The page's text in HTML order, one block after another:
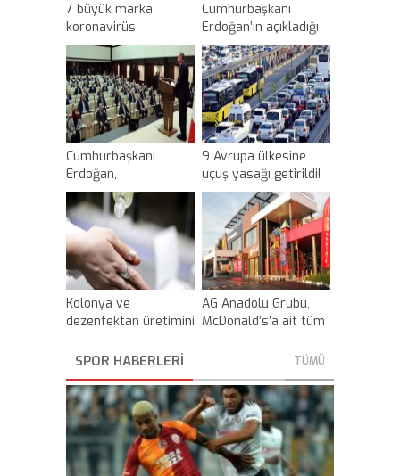
7 büyük marka
koronavirüs
nedeniyle
mağazalarını
açmama kararı aldı
Cumhurbaşkanı
Erdoğan’ın açıkladığı
tedbir paketiyle ilgili
ekonomi dünyasından
ilk yorumlar geldi
Cumhurbaşkanı
Erdoğan,
koronavirüse karşı
alınan 21 tedbiri
açıkladı
9 Avrupa ülkesine
uçuş yasağı getirildi!
Kolonya ve
dezenfektan üretimini
karıştırma
zorunluluğu askıya
alındı
AG Anadolu Grubu,
McDonald’s’a ait tüm
SPOR HABERLERİ TÜMÜ